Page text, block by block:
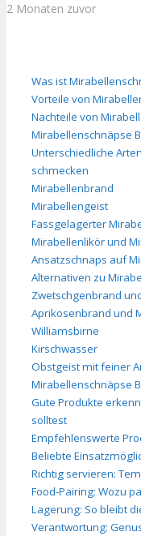
2 Monaten zuvor
Was ist
Vorteile von
Nachteile von
Mirabellenschnäpse
Unterschiedliche
schmecken
Mirabellenbrand
Mirabellengeist
Fassgelagerter
Mirabellenlikör und
Ansatzschnaps auf
Alternativen zu
Zwetschgenbrand
Aprikosenbrand und
Williamsbirne
Kirschwasser
Obstgeist mit feiner
Mirabellenschnäpse
Gute Produkte
solltest
Empfehlenswerte
Beliebte
Richtig servieren:
Food-Pairing: Wozu
Lagerung: So bleibt
Verantwortung: